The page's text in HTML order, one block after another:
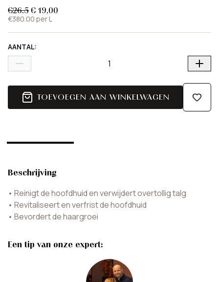
€26.5€ 19,00
€380.00 per L
AANTAL:
TOEVOEGEN AAN WINKELWAGEN
Beschrijving
• Reinigt de hoofdhuid en verwijdert overtollig talg
• Revitaliseert en verfrist de hoofdhuid
• Bevordert de haargroei
Een tip van onze expert: